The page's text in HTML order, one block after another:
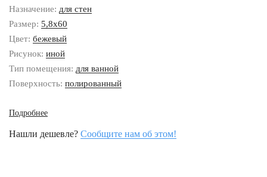
Назначение: для стен
Размер: 5,8x60
Цвет: бежевый
Рисунок: иной
Тип помещения: для ванной
Поверхность: полированный
Подробнее
Нашли дешевле? Сообщите нам об этом!